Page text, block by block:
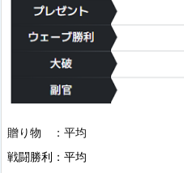
贈り物 ：平均
戦闘勝利： 平均